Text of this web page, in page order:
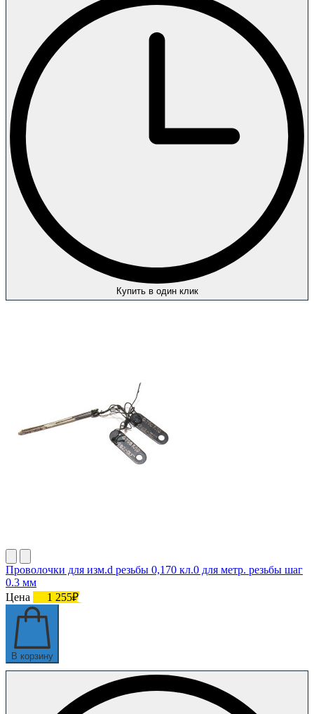
Купить в один клик
Проволочки для изм.d резьбы 0,170 кл.0 для метр. резьбы шаг
0.3 мм
Цена
1 255₽
В корзину